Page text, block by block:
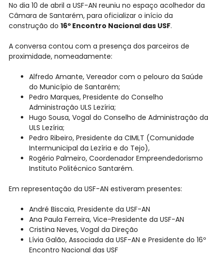
No dia 10 de abril a USF-AN reuniu no espaço acolhedor da
Câmara de Santarém, para oficializar o início da
construção do 16º Encontro Nacional das USF.
A conversa contou com a presença dos parceiros de
proximidade, nomeadamente:
Alfredo Amante, Vereador com o pelouro da Saúde
do Município de Santarém;
Pedro Marques, Presidente do Conselho
Administração ULS Lezíria;
Hugo Sousa, Vogal do Conselho de Administração da
ULS Lezíria;
Pedro Ribeiro, Presidente da CIMLT (Comunidade
Intermunicipal da Lezíria e do Tejo),
Rogério Palmeiro, Coordenador Empreendedorismo
Instituto Politécnico Santarém.
Em representação da USF-AN estiveram presentes:
André Biscaia, Presidente da USF-AN
Ana Paula Ferreira, Vice-Presidente da USF-AN
Cristina Neves, Vogal da Direção
Lívia Galão, Associada da USF-AN e Presidente do 16º
Encontro Nacional das USF